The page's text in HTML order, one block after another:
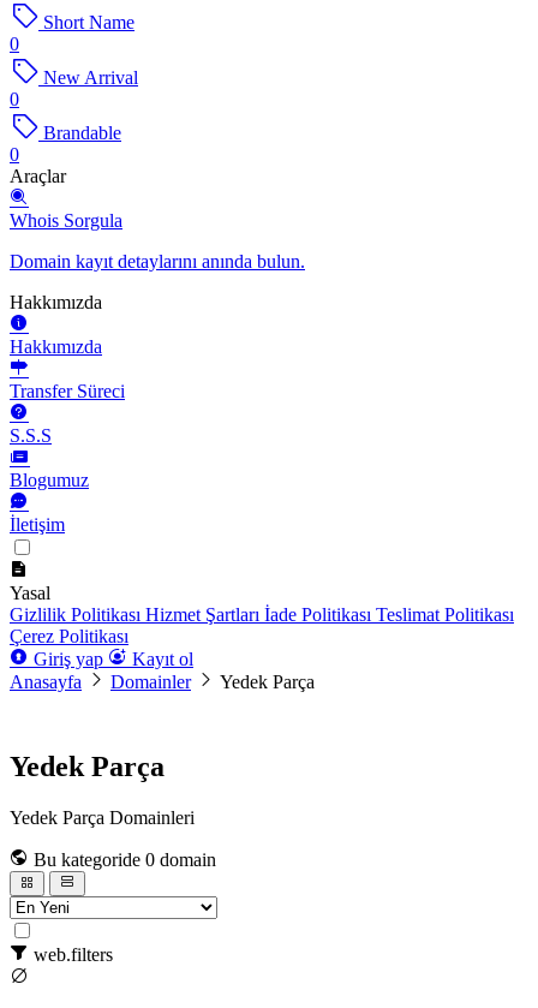
Short Name
0
New Arrival
0
Brandable
0
Araçlar
Whois Sorgula
Domain kayıt detaylarını anında bulun.
Hakkımızda
Hakkımızda
Transfer Süreci
S.S.S
Blogumuz
İletişim
Yasal
Gizlilik Politikası Hizmet Şartları İade Politikası Teslimat Politikası
Çerez Politikası
Giriş yap
Kayıt ol
Anasayfa
Domainler Yedek Parça
Yedek Parça
Yedek Parça Domainleri
Bu kategoride 0 domain
web.filters